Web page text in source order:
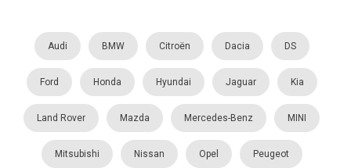
Audi BMW Citroën Dacia DS
Ford Honda Hyundai Jaguar Kia
Land Rover Mazda Mercedes-Benz MINI
Mitsubishi Nissan Opel Peugeot